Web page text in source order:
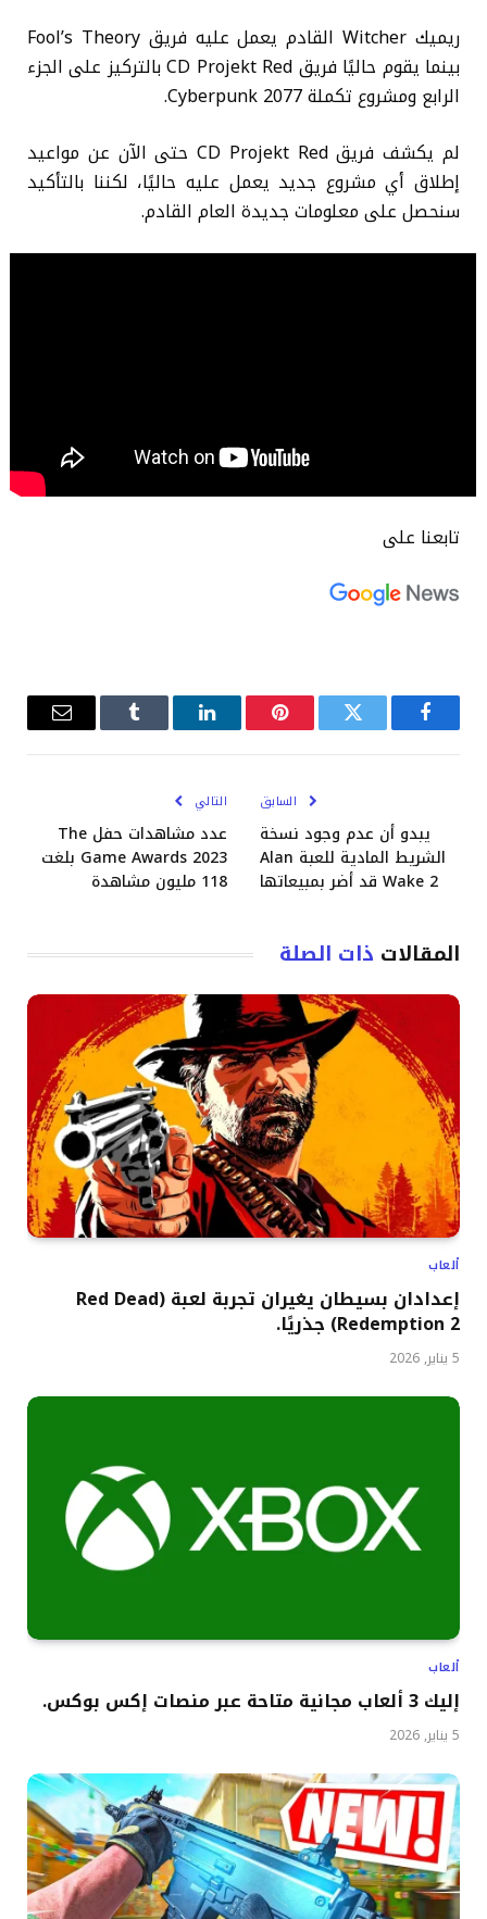
ريميك Witcher القادم يعمل عليه فريق Fool’s Theory
بينما يقوم حاليًا فريق CD Projekt Red بالتركيز على الجزء
الرابع ومشروع تكملة Cyberpunk 2077.
لم يكشف فريق CD Projekt Red حتى الآن عن مواعيد
إطلاق أي مشروع جديد يعمل عليه حاليًا، لكننا بالتأكيد
سنحصل على معلومات جديدة العام القادم.
تابعنا على
فيسبوكتويتر بينتيريستلينكدإن Tumblrالبريد
السابق
يبدو أن عدم وجود نسخة
الشريط المادية للعبة Alan
Wake 2 قد أضر بمبيعاتها
التالي
عدد مشاهدات حفل The
Game Awards 2023 بلغت
118 مليون مشاهدة
المقالات ذات الصلة
ألعاب
إعدادان بسيطان يغيران تجربة لعبة (Red Dead
Redemption 2) جذريًا.
5 يناير, 2026
ألعاب
إليك 3 ألعاب مجانية متاحة عبر منصات إكس بوكس.
5 يناير, 2026